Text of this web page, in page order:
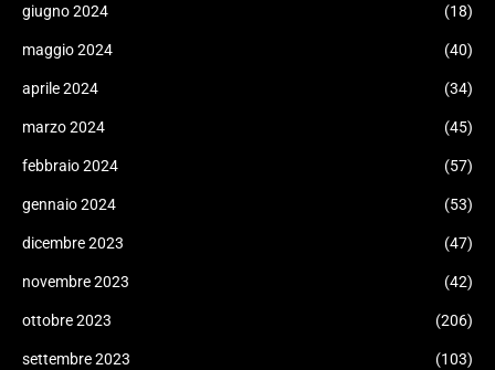
giugno 2024 (18)
maggio 2024 (40)
aprile 2024 (34)
marzo 2024 (45)
febbraio 2024 (57)
gennaio 2024 (53)
dicembre 2023 (47)
novembre 2023 (42)
ottobre 2023 (206)
settembre 2023 (103)